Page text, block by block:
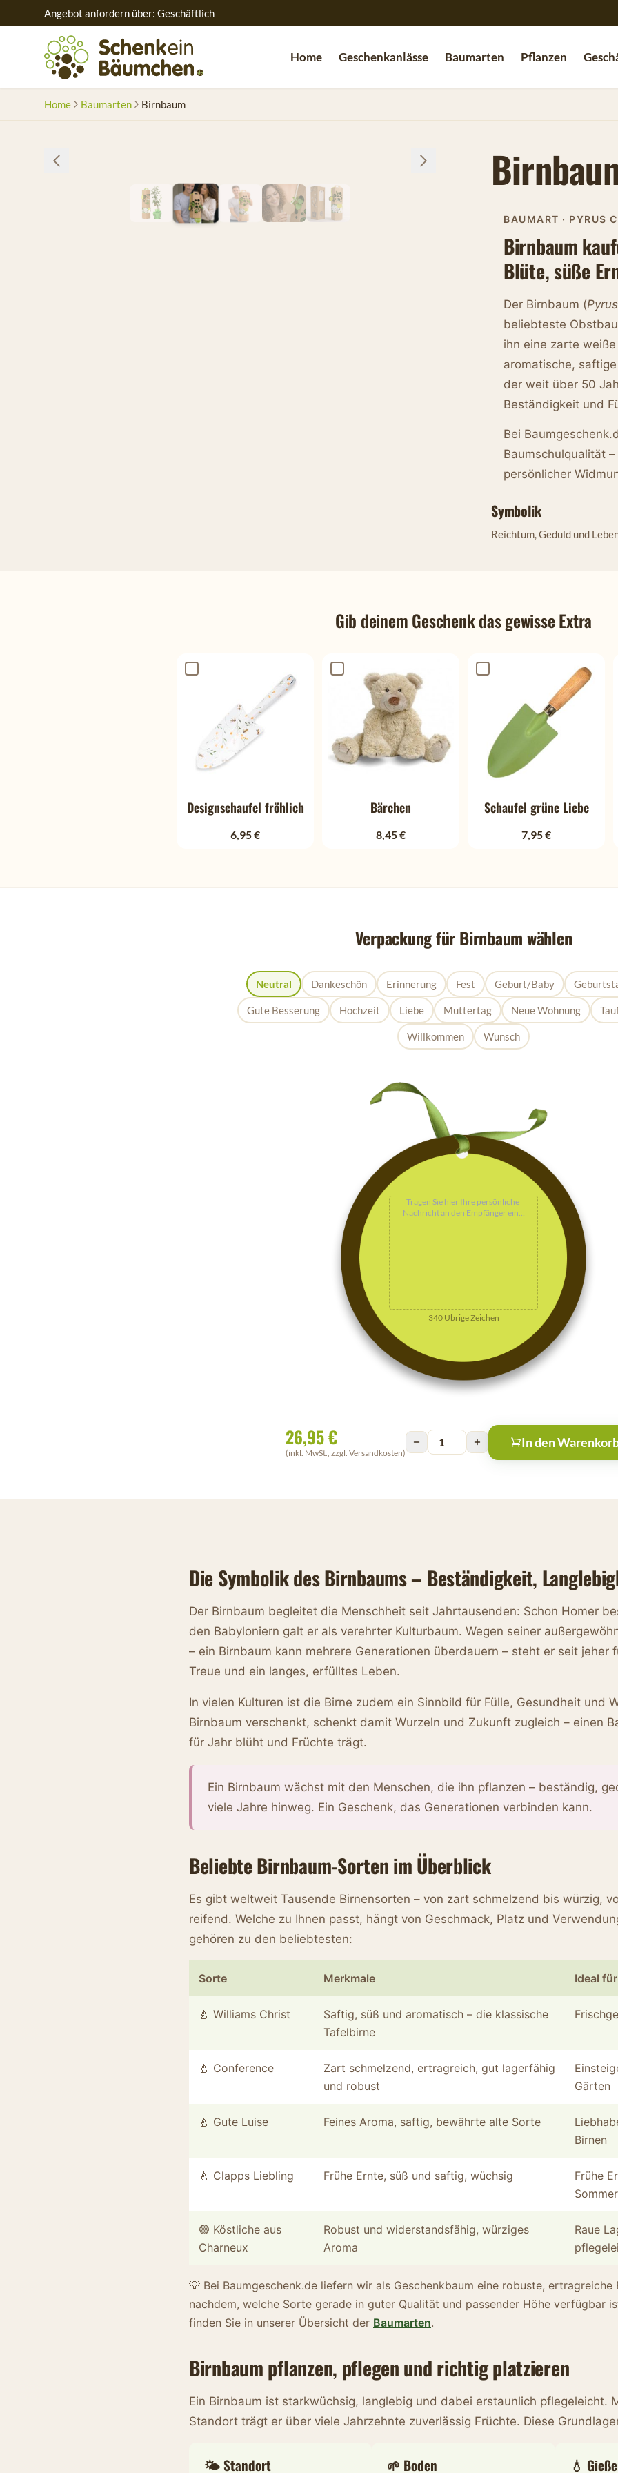
Angebot anfordern über: Geschäftlich
Home Geschenkanlässe Baumarten Pflanzen
Home Baumarten Birnbaum
BAUMART · PYRUS
Birnbaum
Blüte, süße
Der Birnbaum (
beliebteste
ihn eine zarte
aromatische,
der weit über 50
Beständigkeit und
Bei
Baumschulqualität
persönlicher
Symbolik
Reichtum, Geduld und
Gib deinem Geschenk das gewisse Extra
Designschaufel fröhlich
6,95 €
Bärchen
8,45 €
Schaufel grüne Liebe
7,95 €
Verpackung für Birnbaum wählen
Neutral Dankeschön Erinnerung Fest Geburt/Baby
Gute Besserung Hochzeit Liebe Muttertag Neue Wohnung
Willkommen Wunsch
340Übrige Zeichen
26,95 €
(inkl. MwSt., zzgl. Versandkosten)
In den
Die Symbolik des Birnbaums – Beständigkeit,
Der Birnbaum begleitet die Menschheit seit Jahrtausenden: Schon Homer
den Babyloniern galt er als verehrter Kulturbaum. Wegen seiner
– ein Birnbaum kann mehrere Generationen überdauern – steht er seit jeher
Treue und ein langes, erfülltes Leben.
In vielen Kulturen ist die Birne zudem ein Sinnbild für Fülle, Gesundheit und
Birnbaum verschenkt, schenkt damit Wurzeln und Zukunft zugleich – einen
für Jahr blüht und Früchte trägt.
Ein Birnbaum wächst mit den Menschen, die ihn pflanzen – beständig,
viele Jahre hinweg. Ein Geschenk, das Generationen verbinden kann.
Beliebte Birnbaum-Sorten im Überblick
Es gibt weltweit Tausende Birnensorten – von zart schmelzend bis würzig,
reifend. Welche zu Ihnen passt, hängt von Geschmack, Platz und
gehören zu den beliebtesten:
Sorte Merkmale Ideal für
🍐 Williams Christ
Saftig, süß und aromatisch – die klassische
Tafelbirne
🍐 Conference
Zart schmelzend, ertragreich, gut lagerfähig
und robust
Gärten
🍐 Gute Luise Feines Aroma, saftig, bewährte alte Sorte
Birnen
🍐 Clapps Liebling Frühe Ernte, süß und saftig, wüchsig
Frühe
Sommer
🟢 Köstliche aus
Charneux
Robust und widerstandsfähig, würziges
Aroma
Raue
💡 Bei Baumgeschenk.de liefern wir als Geschenkbaum eine robuste, ertragreiche
nachdem, welche Sorte gerade in guter Qualität und passender Höhe verfügbar
finden Sie in unserer Übersicht der Baumarten.
Birnbaum pflanzen, pflegen und richtig platzieren
Ein Birnbaum ist starkwüchsig, langlebig und dabei erstaunlich pflegeleicht.
Standort trägt er über viele Jahrzehnte zuverlässig Früchte. Diese
🌤️ Standort 🌱 Boden 💧